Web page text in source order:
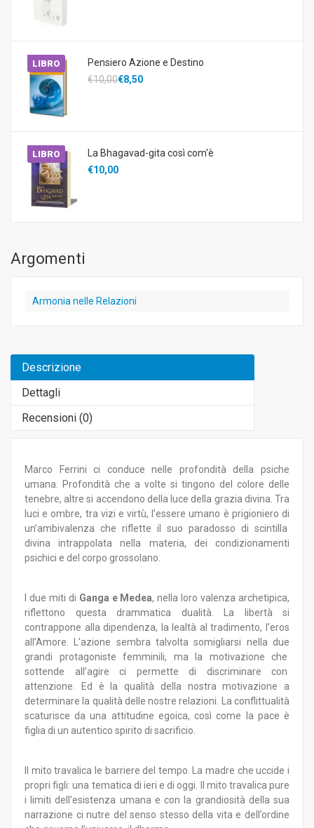
LIBRO
Pensiero Azione e Destino
€10,00€8,50
LIBRO
La Bhagavad-gita così com'è
€10,00
Argomenti
Armonia nelle Relazioni
Descrizione
Dettagli
Recensioni (0)
Marco Ferrini ci conduce nelle profondità della psiche
umana. Profondità che a volte si tingono del colore delle
tenebre, altre si accendono della luce della grazia divina. Tra
luci e ombre, tra vizi e virtù, l’essere umano è prigioniero di
un’ambivalenza che riflette il suo paradosso di scintilla
divina intrappolata nella materia, dei condizionamenti
psichici e del corpo grossolano.
I due miti di Ganga e Medea, nella loro valenza archetipica,
riflettono questa drammatica dualità. La libertà si
contrappone alla dipendenza, la lealtà al tradimento, l’eros
all’Amore. L’azione sembra talvolta somigliarsi nella due
grandi protagoniste femminili, ma la motivazione che
sottende all’agire ci permette di discriminare con
attenzione. Ed è la qualità della nostra motivazione a
determinare la qualità delle nostre relazioni. La conflittualità
scaturisce da una attitudine egoica, così come la pace è
figlia di un autentico spirito di sacrificio.
Il mito travalica le barriere del tempo. La madre che uccide i
propri figli: una tematica di ieri e di oggi. Il mito travalica pure
i limiti dell’esistenza umana e con la grandiosità della sua
narrazione ci nutre del senso stesso della vita e dell’ordine